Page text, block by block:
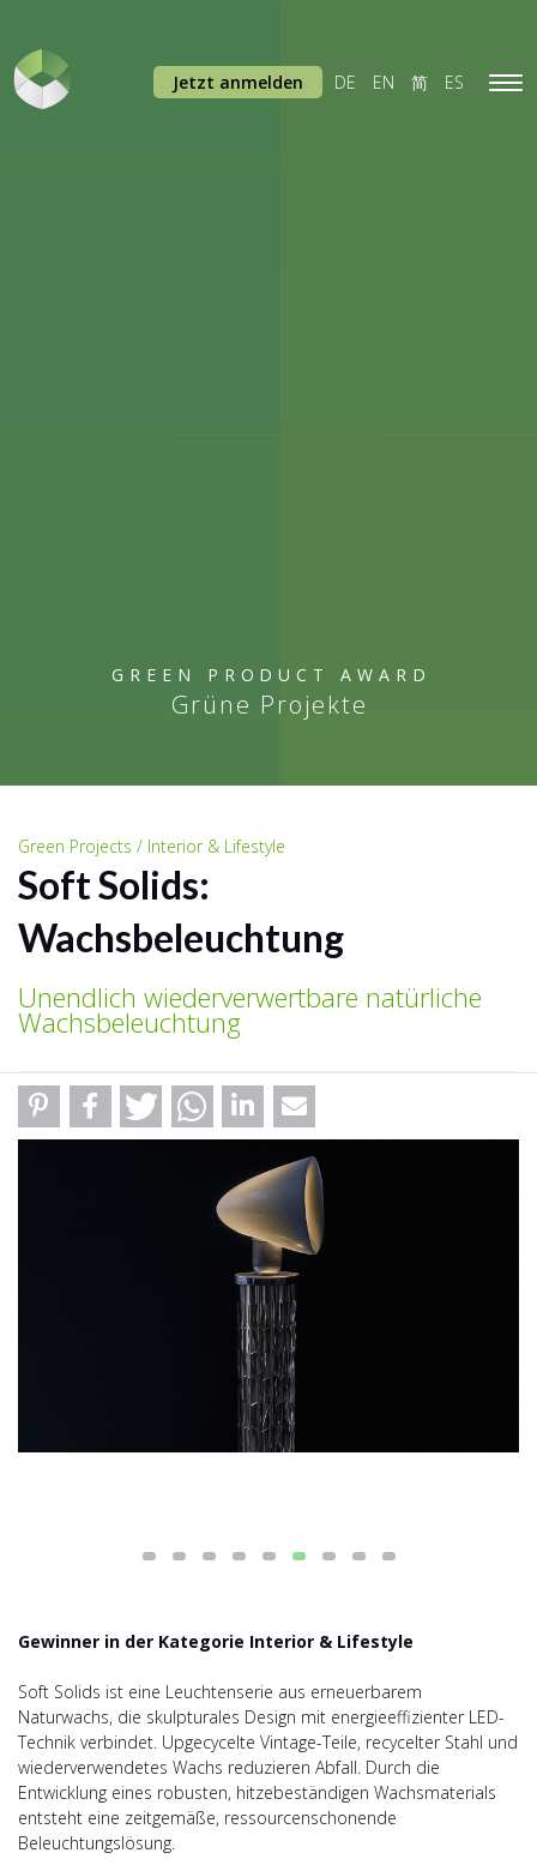
GREEN PRODUCT AWARD
Grüne Projekte
Jetzt anmelden DE EN 简 ES
Green Projects / Interior & Lifestyle
Soft Solids:
Wachsbeleuchtung
Unendlich wiederverwertbare natürliche
Wachsbeleuchtung
Gewinner in der Kategorie Interior & Lifestyle
Soft Solids ist eine Leuchtenserie aus erneuerbarem
Naturwachs, die skulpturales Design mit energieeffizienter LED-
Technik verbindet. Upgecycelte Vintage-Teile, recycelter Stahl und
wiederverwendetes Wachs reduzieren Abfall. Durch die
Entwicklung eines robusten, hitzebeständigen Wachsmaterials
entsteht eine zeitgemäße, ressourcenschonende
Beleuchtungslösung.